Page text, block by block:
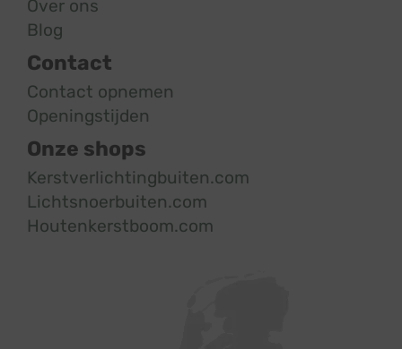
Over ons
Blog
Contact
Contact opnemen
Openingstijden
Onze shops
Kerstverlichtingbuiten.com
Lichtsnoerbuiten.com
Houtenkerstboom.com